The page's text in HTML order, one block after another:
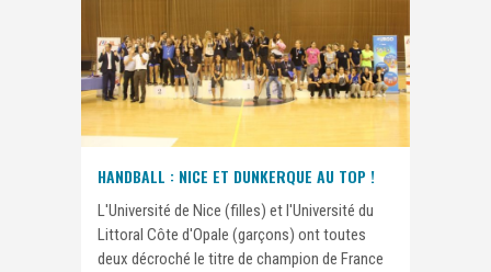
HANDBALL : NICE ET DUNKERQUE AU TOP !
L'Université de Nice (filles) et l'Université du
Littoral Côte d'Opale (garçons) ont toutes
deux décroché le titre de champion de France